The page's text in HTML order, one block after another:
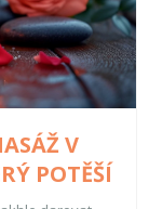
V
POTĚŠÍ